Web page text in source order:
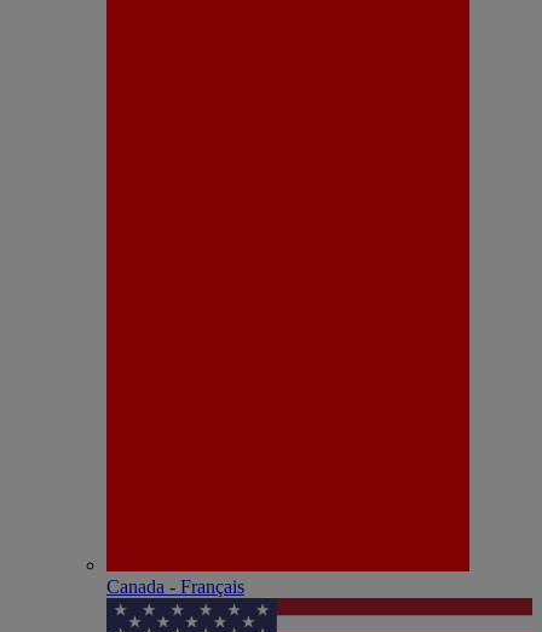
Canada - Français